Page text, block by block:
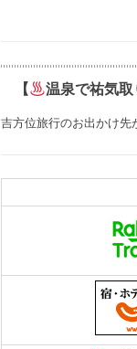
【 温泉で祐気取
吉方位旅行のお出かけ先